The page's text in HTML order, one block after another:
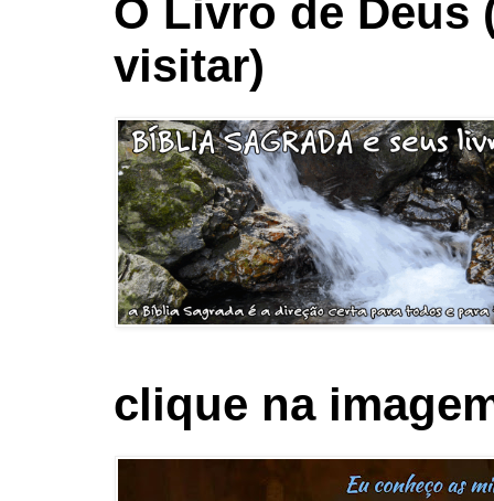
O Livro de Deus
visitar)
clique na